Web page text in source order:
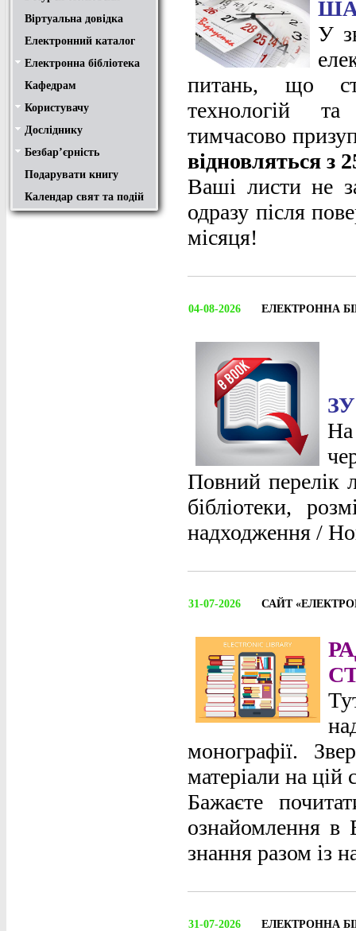
Віртуальна довідка
Електронний каталог
Електронна бібліотека
Положення
Доступ
Авторам
Пошук у ЕК. Інструкція
Кафедрам
Користувачу
Правила користування
Про обхідний лист
Медіатека "NMCBOOK"
Підручники онлайн
Путівник бібліотеками
Переходь на українську
Вивчаємо іноземну мову
Опис документів
Конференції НТУ
Досліднику
Законодавча база
Academic integrity
Плагіат
Локальний доступ
Ресурси вільного доступу
Наукова періодика
Бібліографічні менеджери
Безбар’єрність
Безбар’єрність це…
Путівник веб-ресурсами
Подарувати книгу
Календар свят та подій
У
питань, що
технологій та
тимчасово
відновляться з
Ваші листи не
одразу після
місяця!
04-08-2026 ЕЛЕКТРОННА
Повний перелік
бібліотеки,
надходження /
31-07-2026 САЙТ
монографії.
матеріали на цій
Бажаєте
ознайомлення в
знання разом із
31-07-2026 ЕЛЕКТРОННА